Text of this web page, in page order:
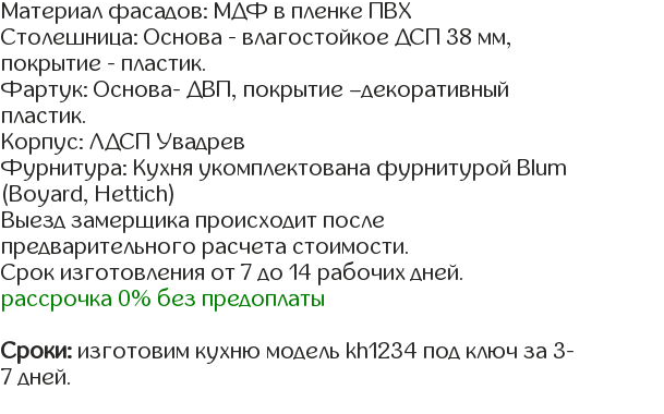
Материал фасадов: МДФ в пленке ПВХ
Столешница: Основа - влагостойкое ДСП 38 мм,
покрытие - пластик.
Фартук: Основа- ДВП, покрытие –декоративный
пластик.
Корпус: ЛДСП Увадрев
Фурнитура: Кухня укомплектована фурнитурой Blum
(Boyard, Hettich)
Выезд замерщика происходит после
предварительного расчета стоимости.
Срок изготовления от 7 до 14 рабочих дней.
рассрочка 0% без предоплаты
Сроки: изготовим кухню модель kh1234 под ключ за 3-
7 дней.